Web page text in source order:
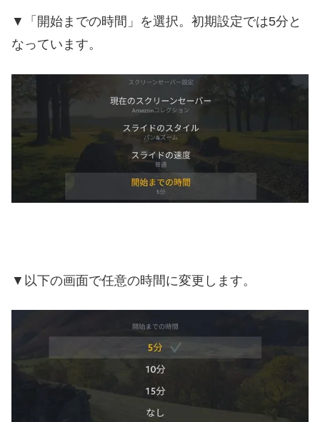
▼「開始までの時間」を選択。初期設定では5分と
なっています。
▼以下の画面で任意の時間に変更します。